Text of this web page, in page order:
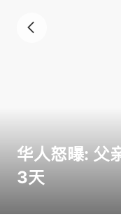
华人怒曝: 父
3天